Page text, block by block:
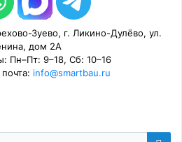
Зуево, г. Ликино-Дулёво, ул.
дом 2А
Пн–Пт: 9–18, Сб: 10–16
info@smartbau.ru